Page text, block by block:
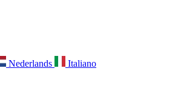
Nederlands
Italiano